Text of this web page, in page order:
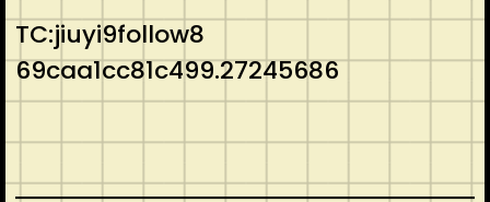
TC:jiuyi9follow8
69caa1cc81c499.27245686